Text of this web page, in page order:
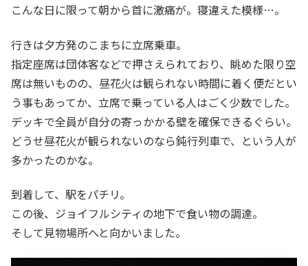
こんな日に限って朝から首に激痛が。寝違えた模様…。
行きは夕方発のこまちに立席乗車。
指定座席は団体客などで押さえられており、眺めた限り空
席は無いものの、昼花火は観られない時間に着く便だとい
う事もあってか、立席で乗っている人はごく少数でした。
デッキで全員が自分の寄っかかる壁を確保できるぐらい。
どうせ昼花火が観られないのなら鈍行列車で、という人が
多かったのかな。
到着して、駅をパチリ。
この後、ジョイフルシティの地下で食い物の調達。
そして見物場所へと向かいました。